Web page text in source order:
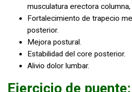
musculatura erectora
Fortalecimiento de trapecio
posterior.
Mejora postural.
Estabilidad del core posterior.
Alivio dolor lumbar.
Ejercicio de puente: